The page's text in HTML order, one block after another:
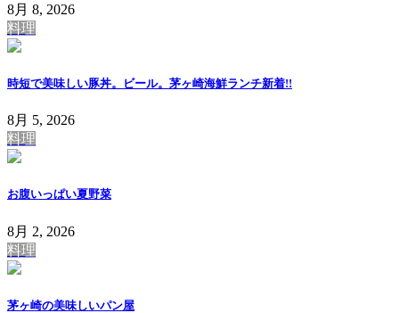
8月 8, 2026
料理
時短で美味しい豚丼。ビール。茅ヶ崎海鮮ランチ新着!!
8月 5, 2026
料理
お腹いっぱい夏野菜
8月 2, 2026
料理
茅ヶ崎の美味しいパン屋